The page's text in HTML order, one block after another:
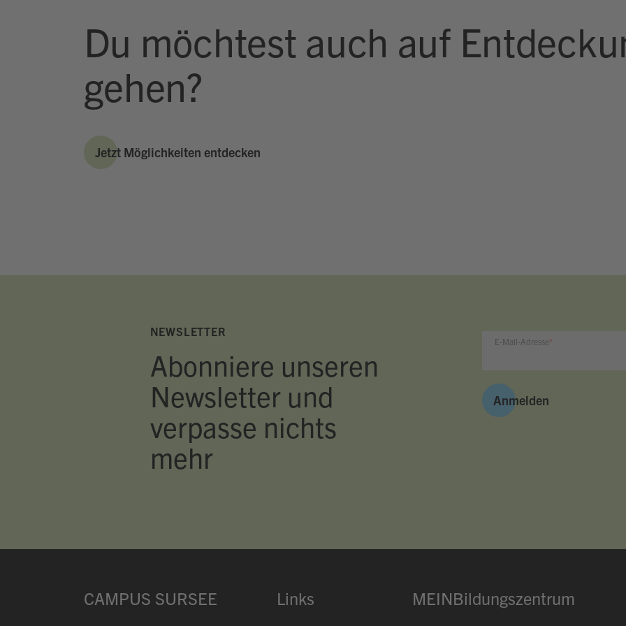
Du möchtest auch auf
gehen?
Jetzt Möglichkeiten entdecken
NEWSLETTER
Abonniere unseren
Newsletter und
verpasse nichts
mehr
E-Mail-Adresse
Anmelden
CAMPUS SURSEE Links MEINBildungszentrum